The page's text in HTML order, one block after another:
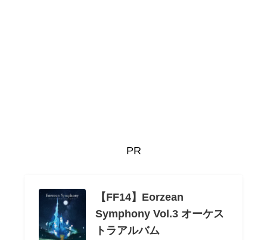
PR
【FF14】Eorzean
Symphony Vol.3 オーケス
トラアルバム